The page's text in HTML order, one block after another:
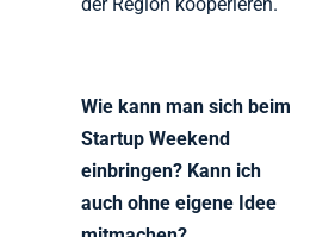
Wie kann man sich beim
Startup Weekend
einbringen? Kann ich
auch ohne eigene Idee